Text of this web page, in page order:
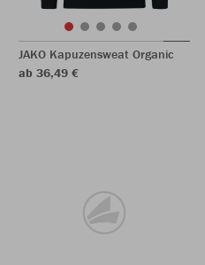
JAKO Kapuzensweat Organic
ab 36,49 €